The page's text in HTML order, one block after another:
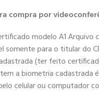
compra por
modelo A1 Arquivo
somente para o titular do
(ter feito
a biometria cadastrada
celular ou computador